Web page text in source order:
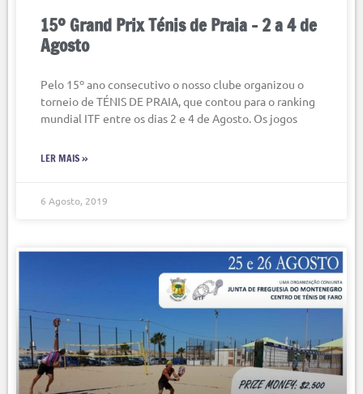
15º Grand Prix Ténis de Praia – 2 a 4 de
Agosto
Pelo 15º ano consecutivo o nosso clube organizou o
torneio de TÉNIS DE PRAIA, que contou para o ranking
mundial ITF entre os dias 2 e 4 de Agosto. Os jogos
LER MAIS »
6 Agosto, 2019